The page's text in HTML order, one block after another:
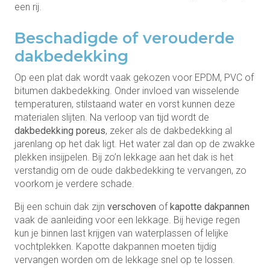
een rij.
Beschadigde of verouderde
dakbedekking
Op een plat dak wordt vaak gekozen voor EPDM, PVC of
bitumen dakbedekking. Onder invloed van wisselende
temperaturen, stilstaand water en vorst kunnen deze
materialen slijten. Na verloop van tijd wordt de
dakbedekking poreus, zeker als de dakbedekking al
jarenlang op het dak ligt. Het water zal dan op de zwakke
plekken insijpelen. Bij zo’n lekkage aan het dak is het
verstandig om de oude dakbedekking te vervangen, zo
voorkom je verdere schade.
Bij een schuin dak zijn verschoven ofkapotte dakpannen
vaak de aanleiding voor een lekkage. Bij hevige regen
kun je binnen last krijgen van waterplassen of lelijke
vochtplekken. Kapotte dakpannen moeten tijdig
vervangen worden om de lekkage snel op te lossen.